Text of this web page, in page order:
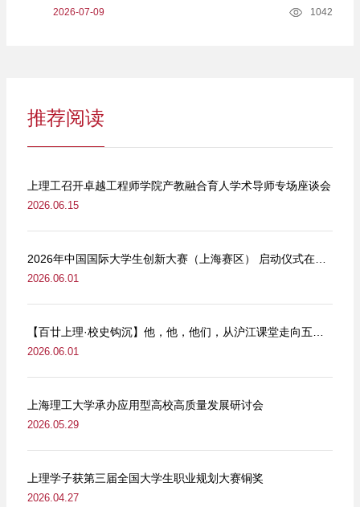
2026-07-09 1042
推荐阅读
上理工召开卓越工程师学院产教融合育人学术导师专场座谈会
2026.06.15
2026年中国国际大学生创新大赛（上海赛区） 启动仪式在我校举行
2026.06.01
【百廿上理·校史钩沉】他，他，他们，从沪江课堂走向五卅街头
2026.06.01
上海理工大学承办应用型高校高质量发展研讨会
2026.05.29
上理学子获第三届全国大学生职业规划大赛铜奖
2026.04.27